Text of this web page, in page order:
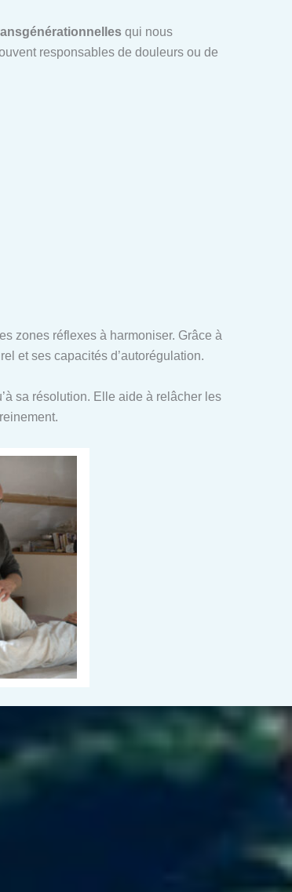
qui nous
responsables de douleurs ou de
zones réflexes à harmoniser. Grâce à
et ses capacités d’autorégulation.
sa résolution. Elle aide à relâcher les